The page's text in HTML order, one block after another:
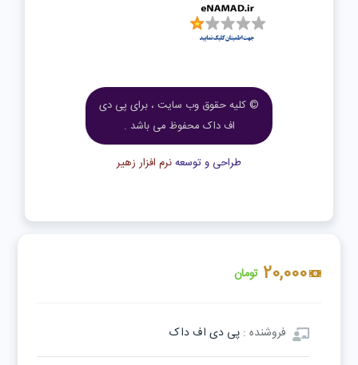
20,000 تومان
فروشنده :پی دی اف داک
© کلیه حقوق وب سایت ، برای پی دی
اف داک محفوظ می باشد .
طراحی و توسعهنرم افزار زهیر